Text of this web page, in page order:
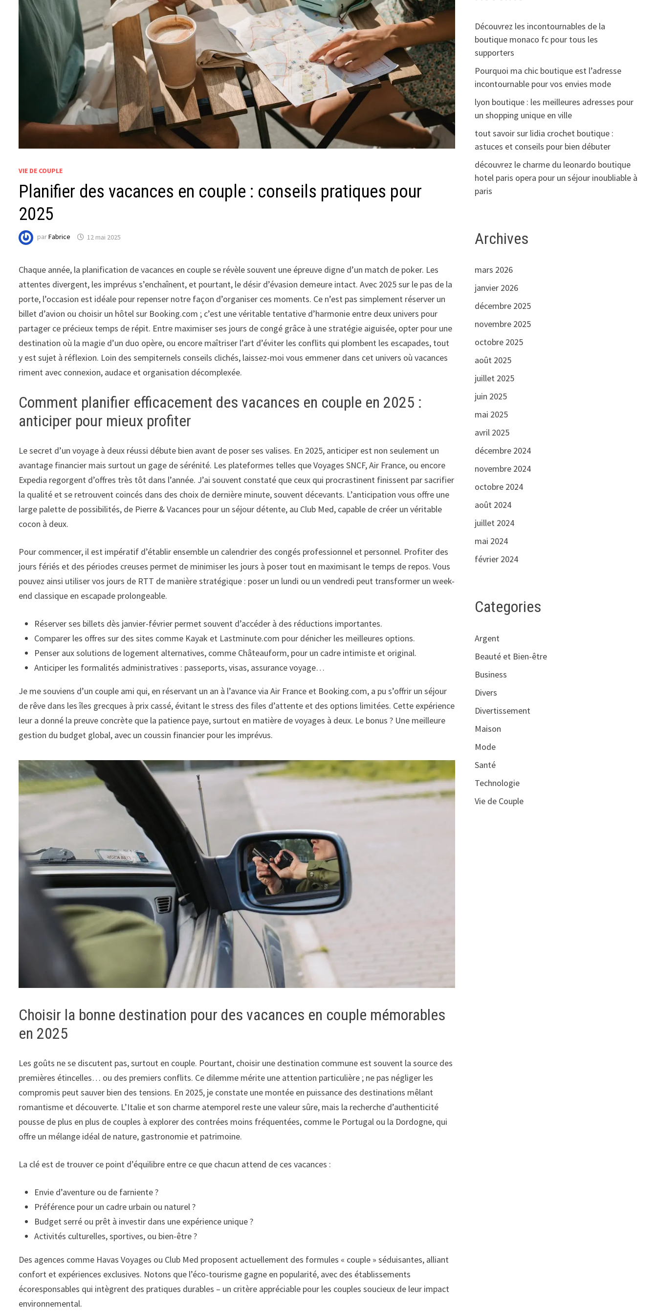
VIE DE COUPLE
Planifier des vacances en couple : conseils pratiques pour
2025
parFabrice 12 mai 2025
Chaque année, la planification de vacances en couple se révèle souvent une épreuve digne d’un match de poker. Les
attentes divergent, les imprévus s’enchaînent, et pourtant, le désir d’évasion demeure intact. Avec 2025 sur le pas de la
porte, l’occasion est idéale pour repenser notre façon d’organiser ces moments. Ce n’est pas simplement réserver un
billet d’avion ou choisir un hôtel sur Booking.com ; c’est une véritable tentative d’harmonie entre deux univers pour
partager ce précieux temps de répit. Entre maximiser ses jours de congé grâce à une stratégie aiguisée, opter pour une
destination où la magie d’un duo opère, ou encore maîtriser l’art d’éviter les conflits qui plombent les escapades, tout
y est sujet à réflexion. Loin des sempiternels conseils clichés, laissez-moi vous emmener dans cet univers où vacances
riment avec connexion, audace et organisation décomplexée.
Comment planifier efficacement des vacances en couple en 2025 :
anticiper pour mieux profiter
Le secret d’un voyage à deux réussi débute bien avant de poser ses valises. En 2025, anticiper est non seulement un
avantage financier mais surtout un gage de sérénité. Les plateformes telles que Voyages SNCF, Air France, ou encore
Expedia regorgent d’offres très tôt dans l’année. J’ai souvent constaté que ceux qui procrastinent finissent par sacrifier
la qualité et se retrouvent coincés dans des choix de dernière minute, souvent décevants. L’anticipation vous offre une
large palette de possibilités, de Pierre & Vacances pour un séjour détente, au Club Med, capable de créer un véritable
cocon à deux.
Pour commencer, il est impératif d’établir ensemble un calendrier des congés professionnel et personnel. Profiter des
jours fériés et des périodes creuses permet de minimiser les jours à poser tout en maximisant le temps de repos. Vous
pouvez ainsi utiliser vos jours de RTT de manière stratégique : poser un lundi ou un vendredi peut transformer un week-
end classique en escapade prolongeable.
Réserver ses billets dès janvier-février permet souvent d’accéder à des réductions importantes.
Comparer les offres sur des sites comme Kayak et Lastminute.com pour dénicher les meilleures options.
Penser aux solutions de logement alternatives, comme Châteauform, pour un cadre intimiste et original.
Anticiper les formalités administratives : passeports, visas, assurance voyage…
Je me souviens d’un couple ami qui, en réservant un an à l’avance via Air France et Booking.com, a pu s’offrir un séjour
de rêve dans les îles grecques à prix cassé, évitant le stress des files d’attente et des options limitées. Cette expérience
leur a donné la preuve concrète que la patience paye, surtout en matière de voyages à deux. Le bonus ? Une meilleure
gestion du budget global, avec un coussin financier pour les imprévus.
Choisir la bonne destination pour des vacances en couple mémorables
en 2025
Les goûts ne se discutent pas, surtout en couple. Pourtant, choisir une destination commune est souvent la source des
premières étincelles… ou des premiers conflits. Ce dilemme mérite une attention particulière ; ne pas négliger les
compromis peut sauver bien des tensions. En 2025, je constate une montée en puissance des destinations mêlant
romantisme et découverte. L’Italie et son charme atemporel reste une valeur sûre, mais la recherche d’authenticité
pousse de plus en plus de couples à explorer des contrées moins fréquentées, comme le Portugal ou la Dordogne, qui
offre un mélange idéal de nature, gastronomie et patrimoine.
La clé est de trouver ce point d’équilibre entre ce que chacun attend de ces vacances :
Envie d’aventure ou de farniente ?
Préférence pour un cadre urbain ou naturel ?
Budget serré ou prêt à investir dans une expérience unique ?
Activités culturelles, sportives, ou bien-être ?
Des agences comme Havas Voyages ou Club Med proposent actuellement des formules « couple » séduisantes, alliant
confort et expériences exclusives. Notons que l’éco-tourisme gagne en popularité, avec des établissements
écoresponsables qui intègrent des pratiques durables – un critère appréciable pour les couples soucieux de leur impact
environnemental.
Découvrez les incontournables de la
boutique monaco fc pour tous les
supporters
Pourquoi ma chic boutique est l’adresse
incontournable pour vos envies mode
lyon boutique : les meilleures adresses pour
un shopping unique en ville
tout savoir sur lidia crochet boutique :
astuces et conseils pour bien débuter
découvrez le charme du leonardo boutique
hotel paris opera pour un séjour inoubliable à
paris
Archives
mars 2026
janvier 2026
décembre 2025
novembre 2025
octobre 2025
août 2025
juillet 2025
juin 2025
mai 2025
avril 2025
décembre 2024
novembre 2024
octobre 2024
août 2024
juillet 2024
mai 2024
février 2024
Categories
Argent
Beauté et Bien-être
Business
Divers
Divertissement
Maison
Mode
Santé
Technologie
Vie de Couple